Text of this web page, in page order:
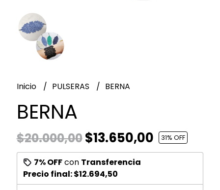
Inicio PULSERAS BERNA
BERNA
$20.000,00$13.650,00 31% OFF
7% OFFcon Transferencia
Precio final:$12.694,50